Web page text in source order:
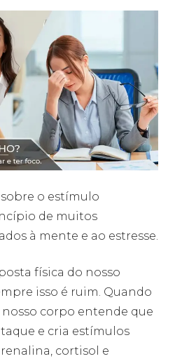
o estímulo
de muitos
à mente e ao estresse.
física do nosso
isso é ruim. Quando
nosso corpo entende que
e cria estímulos
cortisol e